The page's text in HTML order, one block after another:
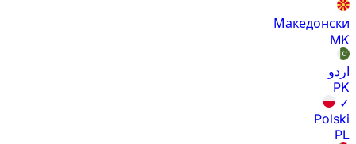
Македонски
MK
اردو
PK
✓
Polski
PL